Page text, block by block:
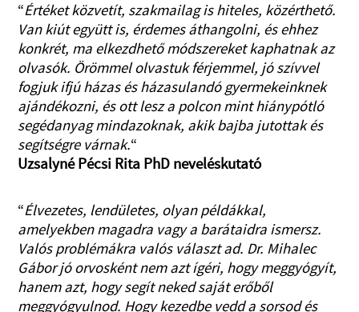
“Értéket közvetít, szakmailag is hiteles, közérthető.
Van kiút együtt is, érdemes áthangolni, és ehhez
konkrét, ma elkezdhető módszereket kaphatnak az
olvasók. Örömmel olvastuk férjemmel, jó szívvel
fogjuk ifjú házas és házasulandó gyermekeinknek
ajándékozni, és ott lesz a polcon mint hiánypótló
segédanyag mindazoknak, akik bajba jutottak és
segítségre várnak.“
Uzsalyné Pécsi Rita PhD neveléskutató
“Élvezetes, lendületes, olyan példákkal,
amelyekben magadra vagy a barátaidra ismersz.
Valós problémákra valós választ ad. Dr. Mihalec
Gábor jó orvosként nem azt ígéri, hogy meggyógyít,
hanem azt, hogy segít neked saját erőből
meggyógyulnod. Hogy kezedbe vedd a sorsod és